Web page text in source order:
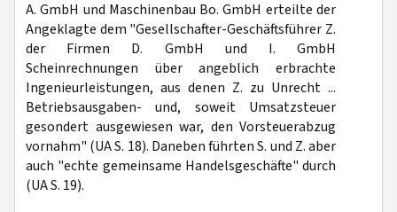
A. GmbH und Maschinenbau Bo. GmbH erteilte der
Angeklagte dem "Gesellschafter-Geschäftsführer Z.
der Firmen D. GmbH und I. GmbH
Scheinrechnungen über angeblich erbrachte
Ingenieurleistungen, aus denen Z. zu Unrecht ...
Betriebsausgaben- und, soweit Umsatzsteuer
gesondert ausgewiesen war, den Vorsteuerabzug
vornahm" (UA S. 18). Daneben führten S. und Z. aber
auch "echte gemeinsame Handelsgeschäfte" durch
(UA S. 19).